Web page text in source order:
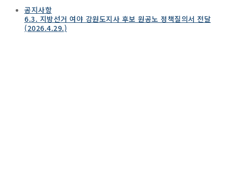
공지사항
6.3. 지방선거 여야 강원도지사 후보 원공노 정책질의서 전달
(2026.4.29.)